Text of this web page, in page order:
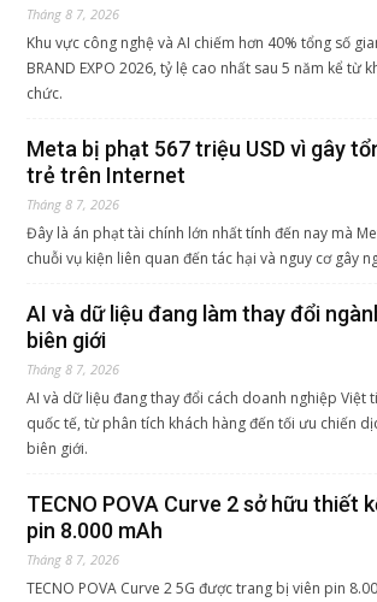
Tháng 8 7, 2026
Khu vực công nghệ và AI chiếm hơn 40% tổng số
BRAND EXPO 2026, tỷ lệ cao nhất sau 5 năm kể từ
chức.
Meta bị phạt 567 triệu USD vì gây
trẻ trên Internet
Tháng 8 7, 2026
Đây là án phạt tài chính lớn nhất tính đến nay mà
chuỗi vụ kiện liên quan đến tác hại và nguy cơ gây
AI và dữ liệu đang làm thay đổi
biên giới
Tháng 8 7, 2026
AI và dữ liệu đang thay đổi cách doanh nghiệp Việt
quốc tế, từ phân tích khách hàng đến tối ưu chiến
biên giới.
TECNO POVA Curve 2 sở hữu thiết
pin 8.000 mAh
Tháng 8 7, 2026
TECNO POVA Curve 2 5G được trang bị viên pin